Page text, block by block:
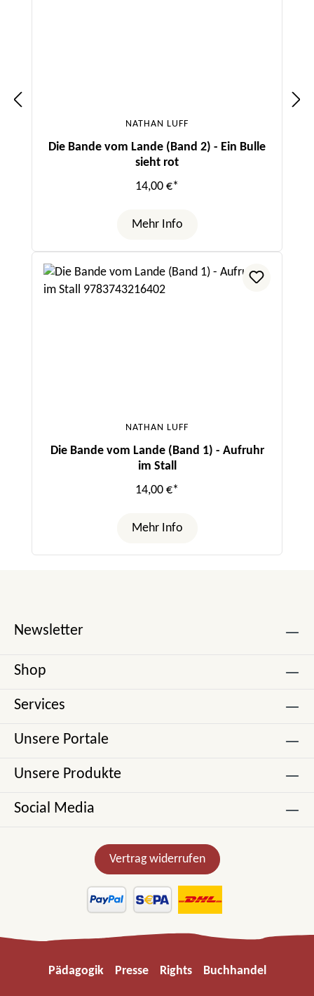
NATHAN LUFF
Die Bande vom Lande (Band 2) - Ein Bulle
sieht rot
14,00 €*
Mehr Info
NATHAN LUFF
Die Bande vom Lande (Band 1) - Aufruhr
im Stall
14,00 €*
Mehr Info
Newsletter
Shop
Services
Unsere Portale
Unsere Produkte
Social Media
Vertrag widerrufen
Pädagogik Presse Rights Buchhandel